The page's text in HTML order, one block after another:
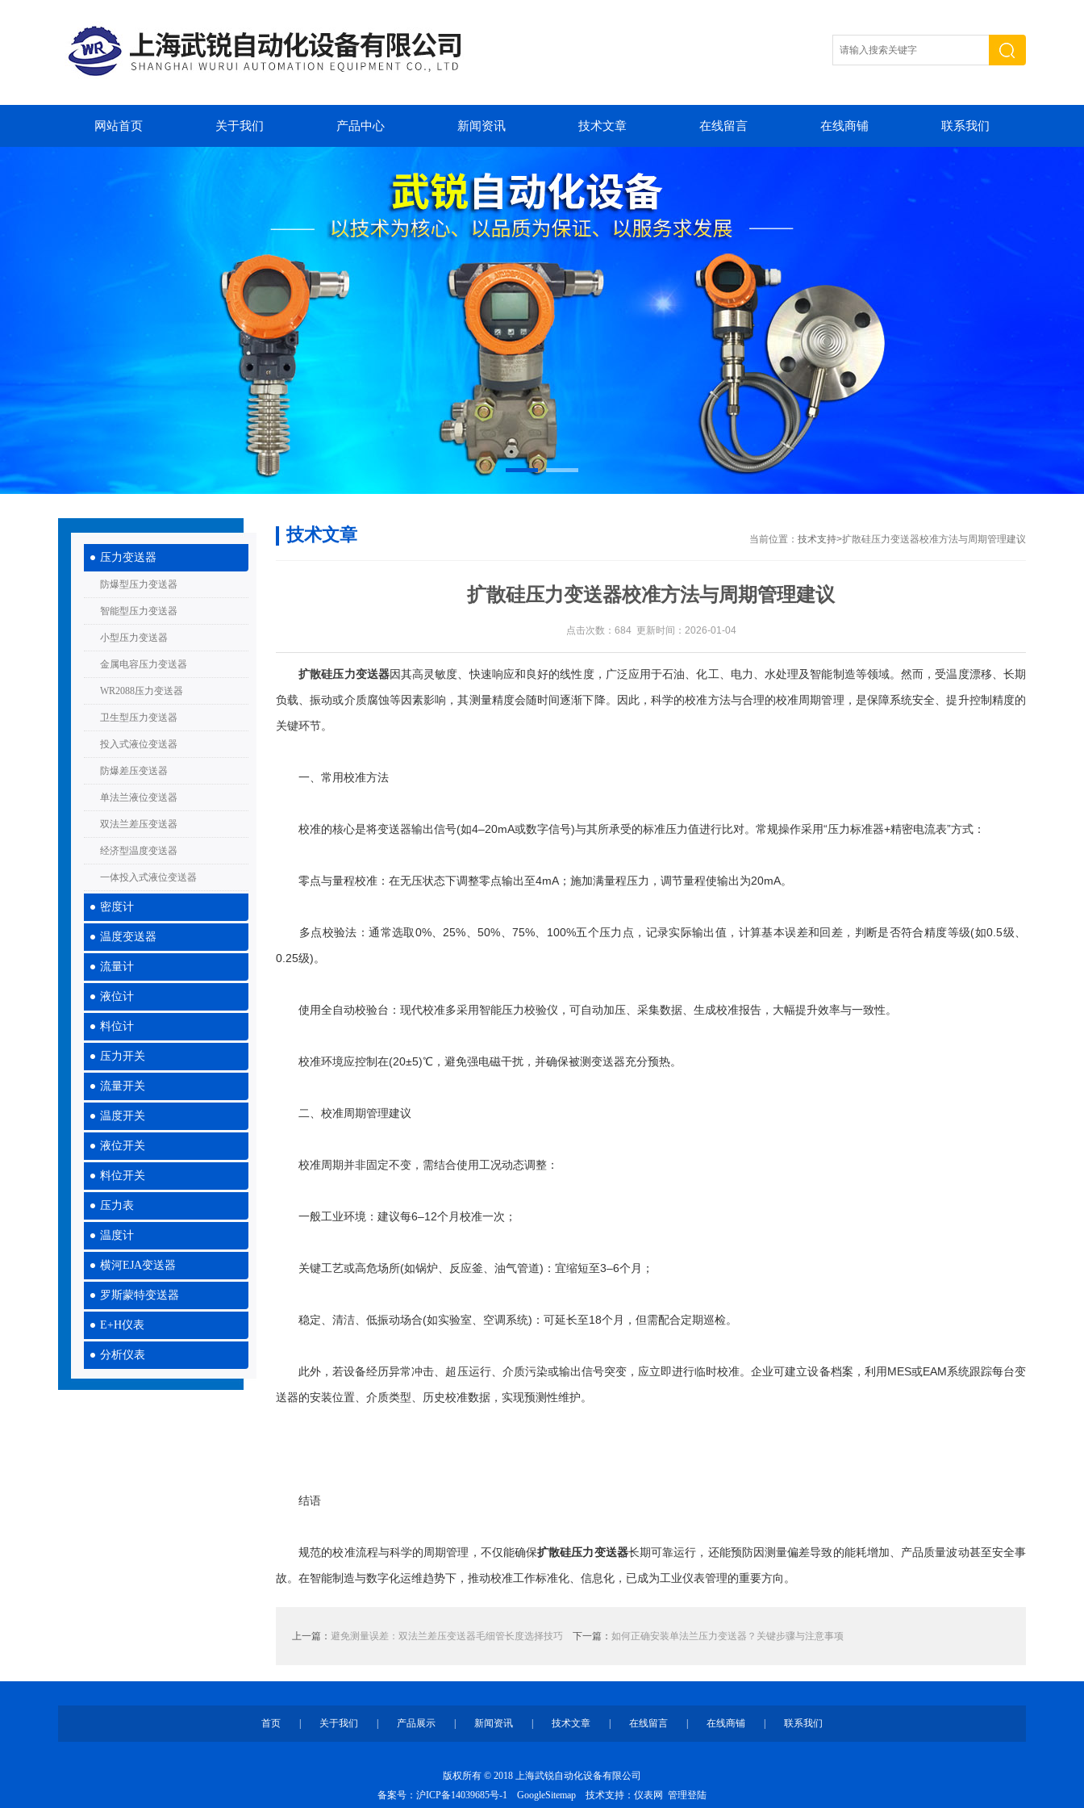
网站首页 关于我们 产品中心 新闻资讯 技术文章 在线留言 在线商铺 联系我们
压力变送器
防爆型压力变送器
智能型压力变送器
小型压力变送器
金属电容压力变送器
WR2088压力变送器
卫生型压力变送器
投入式液位变送器
防爆差压变送器
单法兰液位变送器
双法兰差压变送器
经济型温度变送器
一体投入式液位变送器
密度计
温度变送器
流量计
液位计
料位计
压力开关
流量开关
温度开关
液位开关
料位开关
压力表
温度计
横河EJA变送器
罗斯蒙特变送器
E+H仪表
分析仪表
当前位置： 技术支持>扩散硅压力变送器校准方法与周期管理建议
技术文章
扩散硅压力变送器校准方法与周期管理建议
点击次数：684 更新时间：2026-01-04
扩散硅压力变送器因其高灵敏度、快速响应和良好的线性度，广泛应用于石油、化工、电力、水处理及智能制造等领域。然而，受温度漂移、长期
负载、振动或介质腐蚀等因素影响，其测量精度会随时间逐渐下降。因此，科学的校准方法与合理的校准周期管理，是保障系统安全、提升控制精度的
关键环节。
一、常用校准方法
校准的核心是将变送器输出信号(如4–20mA或数字信号)与其所承受的标准压力值进行比对。常规操作采用“压力标准器+精密电流表”方式：
零点与量程校准：在无压状态下调整零点输出至4mA；施加满量程压力，调节量程使输出为20mA。
多点校验法：通常选取0%、25%、50%、75%、100%五个压力点，记录实际输出值，计算基本误差和回差，判断是否符合精度等级(如0.5级、
0.25级)。
使用全自动校验台：现代校准多采用智能压力校验仪，可自动加压、采集数据、生成校准报告，大幅提升效率与一致性。
校准环境应控制在(20±5)℃，避免强电磁干扰，并确保被测变送器充分预热。
二、校准周期管理建议
校准周期并非固定不变，需结合使用工况动态调整：
一般工业环境：建议每6–12个月校准一次；
关键工艺或高危场所(如锅炉、反应釜、油气管道)：宜缩短至3–6个月；
稳定、清洁、低振动场合(如实验室、空调系统)：可延长至18个月，但需配合定期巡检。
此外，若设备经历异常冲击、超压运行、介质污染或输出信号突变，应立即进行临时校准。企业可建立设备档案，利用MES或EAM系统跟踪每台变
送器的安装位置、介质类型、历史校准数据，实现预测性维护。
结语
规范的校准流程与科学的周期管理，不仅能确保扩散硅压力变送器长期可靠运行，还能预防因测量偏差导致的能耗增加、产品质量波动甚至安全事
故。在智能制造与数字化运维趋势下，推动校准工作标准化、信息化，已成为工业仪表管理的重要方向。
上一篇： 避免测量误差：双法兰差压变送器毛细管长度选择技巧 下一篇： 如何正确安装单法兰压力变送器？关键步骤与注意事项
首页 关于我们 产品展示 新闻资讯 技术文章 在线留言 在线商铺 联系我们
版权所有 © 2018 上海武锐自动化设备有限公司
备案号： 沪ICP备14039685号-1 GoogleSitemap 技术支持： 仪表网 管理登陆